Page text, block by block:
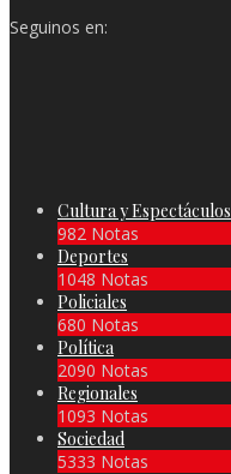
Seguinos en:
Cultura y Espectáculos
982 Notas
Deportes
1048 Notas
Policiales
680 Notas
Política
2090 Notas
Regionales
1093 Notas
Sociedad
5333 Notas